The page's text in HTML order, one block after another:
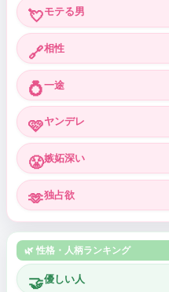
💘モテる男
🔗相性
💍一途
🩷ヤンデレ
😤嫉妬深い
🫶独占欲
🌿 性格・人柄ランキング
🤝優しい人